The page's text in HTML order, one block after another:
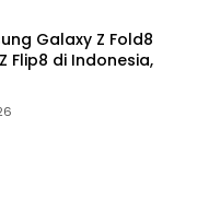
Galaxy Z Fold8
Flip8 di Indonesia,